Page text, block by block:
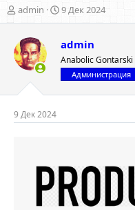
А
в
о
р
т
м
ы
admin
Д
а
а
н
а
ч
а
а
9 Дек 2024
admin
Anabolic Gontarski
Администрация
9 Дек 2024